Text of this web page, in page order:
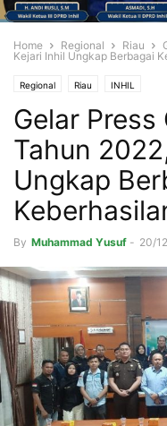
Home Regional Riau
Kejari Inhil Ungkap Berbagai
Regional Riau INHIL
Gelar
Tahun
Ungkap
By Muhammad Yusuf - 20/